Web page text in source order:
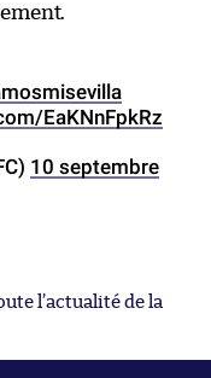
EaKNnFpkRz
10 septembre
l’actualité de la